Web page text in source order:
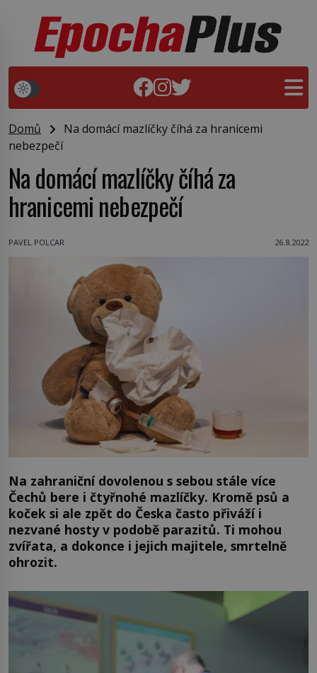
Domů
Na domácí mazlíčky číhá za hranicemi
nebezpečí
Na domácí mazlíčky číhá za
hranicemi nebezpečí
PAVEL POLCAR 26.8.2022
Na zahraniční dovolenou s sebou stále více
Čechů bere i čtyřnohé mazlíčky. Kromě psů a
koček si ale zpět do Česka často přiváží i
nezvané hosty v podobě parazitů. Ti mohou
zvířata, a dokonce i jejich majitele, smrtelně
ohrozit.